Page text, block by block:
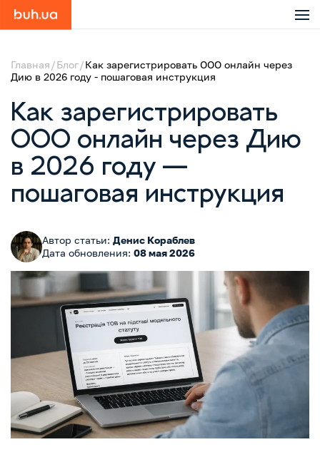
Главная Блог Как зарегистрировать ООО онлайн через
Дию в 2026 году - пошаговая инструкция
Как зарегистрировать
ООО онлайн через Дию
в 2026 году —
пошаговая инструкция
Автор статьи: Денис Кораблев
Дата обновления: 08 мая 2026